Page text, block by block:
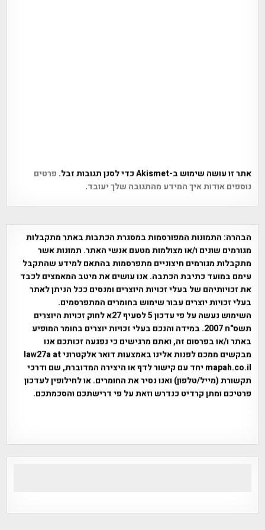
אתר זו עושה שימוש ב-Akismet כדי לסנן תגובות זבל.
פרטים
נוספים אודות איך המידע מהתגובה שלך יעובד.
הבהרה: התמונות המפורסמות במסגרת הכתבות באתר מתקבלות
מגורמים שונים ו/או מצולמות מטעם אנשי האתר. תמונות אשר
מתקבלות מגורמים חיצוניים מתפרסמות בהתאם למידע שהתקבל
עימם במועד כתיבת הכתבה. אנו עושים את מיטב המאמצים לכבד
את זכויותיהם של בעלי זכויות היוצרים ומנסים ככל הניתן לאתר
בעלי זכויות יוצרים עבור שימוש בחומרים המתפרסמים.
השימוש נעשה על פי עדכון 5 לסעיף 27א לחוק זכויות היוצרים
תשס"ח 2007. במידה והנכם בעלי זכויות יוצרים בחומר המופיע
באתר ו/או בפרסום זה, ואתם מרגישים כי נפגעה זכותכם אנו
מבקשים ממכם לפנות אלינו באמצעות דואר אלקטרוני law27a at
mapah.co.il יחד עם קישור לדף או היצירה המדוברת, שם ודרכי
תקשורת (מייל/טלפון) ואנו נסיר את החומרים. או לחילופין לעדכון
פרטיכם ומתן קרדיט כנדרש וזאת על פי דרישתכם והסכמתכם.